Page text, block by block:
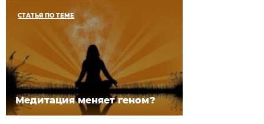
СТАТЬЯ ПО ТЕМЕ
Медитация меняет геном?